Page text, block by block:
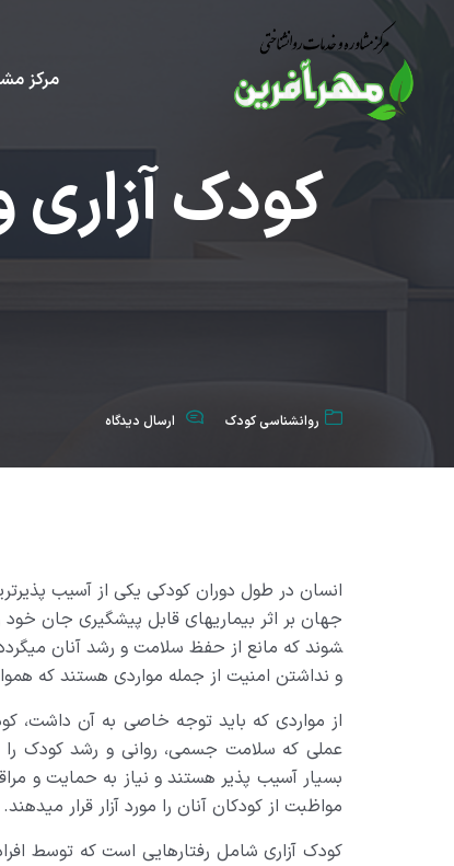
مرکز
کودک
روانشناسي كودك ارسال دیدگاه
انسان در طول دوران كودكي يكي از آسيب
شوند كه مانع از حفظ سلامت و رشد آنان
و نداشتن امنيت از جمله مواردي هستند كه
از مواردی که باید توجه خاصی به آن داشت،
عملی که سلامت جسمی، روانی و رشد کودک را
بسیار آسیب پذیر هستند و نیاز به حمایت و
مواظبت از کودکان آنان را مورد آزار قرار می­دهند.
کودک آزاری شامل رفتارهایی است که توسط